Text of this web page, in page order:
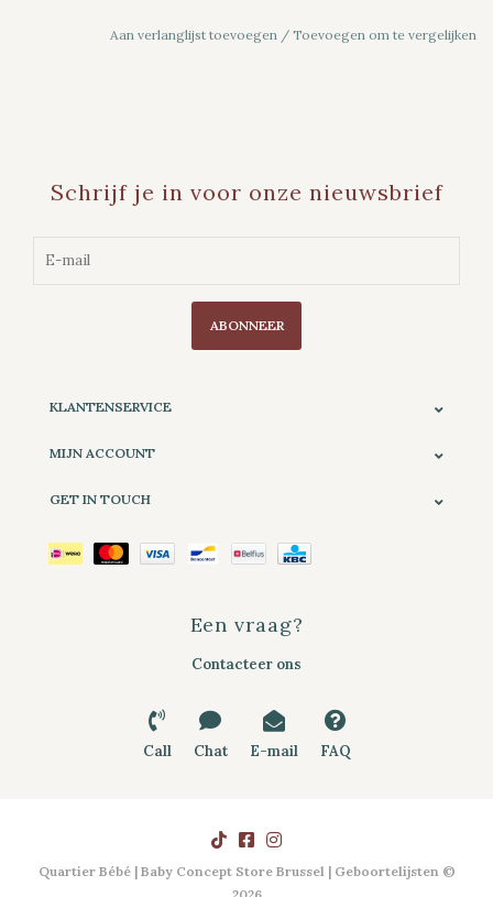
Aan verlanglijst toevoegen / Toevoegen om te vergelijken
Schrijf je in voor onze nieuwsbrief
ABONNEER
KLANTENSERVICE
MIJN ACCOUNT
GET IN TOUCH
Een vraag?
Contacteer ons
Call Chat E-mail FAQ
Quartier Bébé | Baby Concept Store Brussel | Geboortelijsten ©